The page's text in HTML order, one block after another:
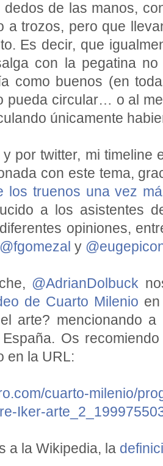
de las manos,
a trozos, pero que
Es decir, que
con la pegatina
como buenos (en
pueda circular… o al
únicamente
por twitter, mi timeline
con este tema,
los truenos una vez
a los asistentes
opiniones,
@fgomezal y
@AdrianDolbuck
de Cuarto Milenio
arte? mencionando
Os
en la URL:
cuarto-milenio/
Iker-
a la Wikipedia, la